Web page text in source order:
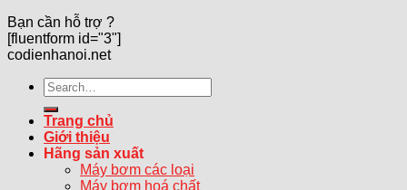
Bạn cần hỗ trợ ?
[fluentform id="3"]
codienhanoi.net
Search
for:
Trang chủ
Giới thiệu
Hãng sản xuất
Máy bơm các loại
Máy bơm hoá chất